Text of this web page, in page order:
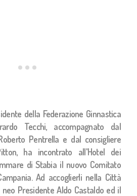
della Federazione Ginnastica
Tecchi, accompagnato dal
Pentrella e dal consigliere
ha incontrato all'Hotel dei
di Stabia il nuovo Comitato
Ad accoglierli nella Città
Presidente Aldo Castaldo ed il